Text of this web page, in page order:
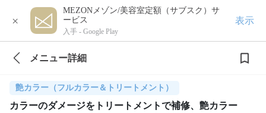
×
MEZONメゾン/美容室定額（サブスク）サ
ービス
入手 - Google Play
表示
メニュー詳細
艶カラー（フルカラー＆トリートメント）
カラーのダメージをトリートメントで補修、艶カラー